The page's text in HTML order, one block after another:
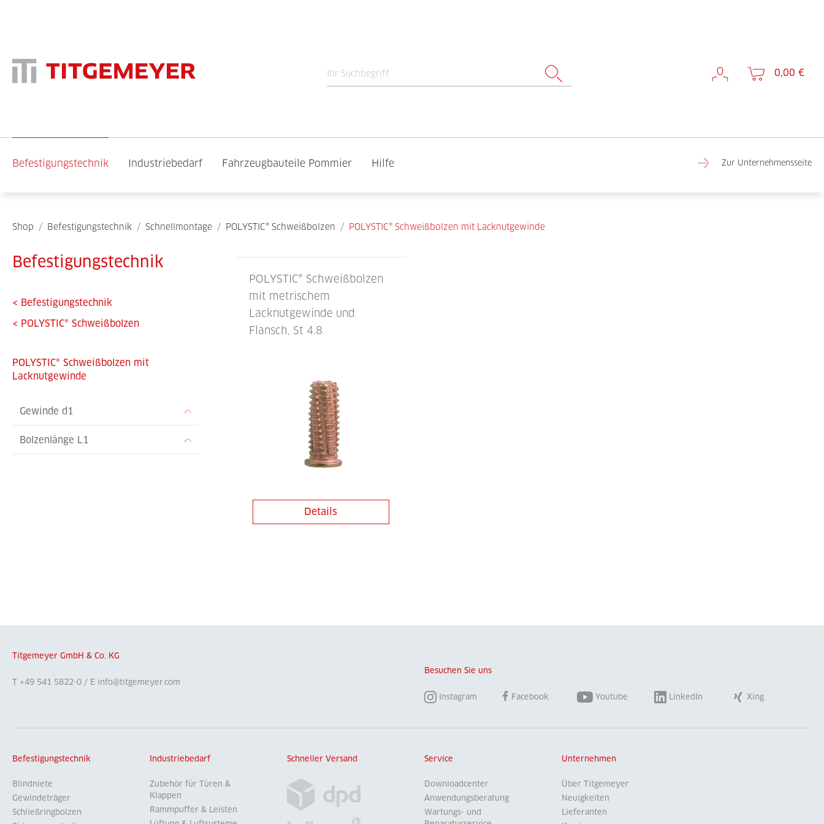
0,00 €
Befestigungstechnik Industriebedarf Fahrzeugbauteile Pommier Hilfe Zur Unternehmensseite
Shop / Befestigungstechnik / Schnellmontage / POLYSTIC® Schweißbolzen / POLYSTIC® Schweißbolzen mit Lacknutgewinde
Befestigungstechnik
< Befestigungstechnik
< POLYSTIC® Schweißbolzen
POLYSTIC® Schweißbolzen mit
Lacknutgewinde
Gewinde d1
Bolzenlänge L1
POLYSTIC® Schweißbolzen
mit metrischem
Lacknutgewinde und
Flansch, St 4.8
Details
Titgemeyer GmbH & Co. KG
T +49 541 5822-0 / E info@titgemeyer.com
Besuchen Sie uns
Instagram Facebook Youtube LinkedIn Xing
Befestigungstechnik
Blindniete
Gewindeträger
Schließringbolzen
Industriebedarf
Zubehör für Türen &
Klappen
Rammpuffer & Leisten
Schneller Versand Service
Downloadcenter
Anwendungsberatung
Wartungs- und
Unternehmen
Über Titgemeyer
Neuigkeiten
Lieferanten